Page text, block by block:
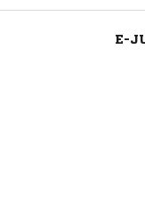
E-